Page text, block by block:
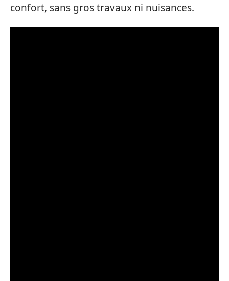
confort, sans gros travaux ni nuisances.